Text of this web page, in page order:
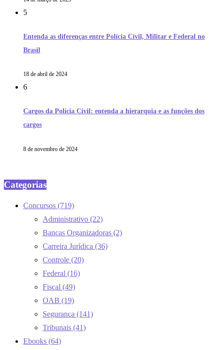
5
Entenda as diferenças entre Polícia Civil, Militar e Federal no
Brasil
18 de abril de 2024
6
Cargos da Polícia Civil: entenda a hierarquia e as funções dos
cargos
8 de novembro de 2024
Categorias
Concursos (719)
Administrativo (22)
Bancas Organizadoras (2)
Carreira Jurídica (36)
Controle (20)
Federal (16)
Fiscal (49)
OAB (19)
Segurança (141)
Tribunais (41)
Ebooks (64)